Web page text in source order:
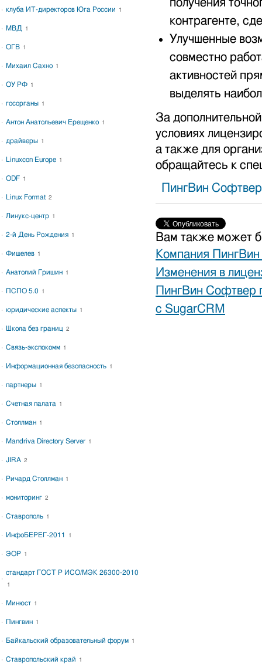
получения
контрагенте,
Улучшенные
совместно
активностей
выделять
За
условиях
а также для
обращайтесь к
ПингВин Софтвер
Вам также может
Компания
Изменения в
ПингВин Софтвер
с SugarCRM
клуба ИТ-директоров Юга России 1
МВД 1
ОГВ 1
Михаил Сахно 1
ОУ РФ 1
госорганы 1
Антон Анатольевич Ерещенко 1
драйверы 1
Linuxcon Europe 1
ODF 1
Linux Format 2
Линукс-центр 1
2-й День Рождения 1
Фишелев 1
Анатолий Гришин 1
ПСПО 5.0 1
юридические аспекты 1
Школа без границ 2
Связь-экспокомм 1
Информационная безопасность 1
партнеры 1
Счетная палата 1
Столлман 1
Mandriva Directory Server 1
JIRA 2
Ричард Столлман 1
мониторинг 2
Ставрополь 1
ИнфоБЕРЕГ-2011 1
ЭОР 1
стандарт ГОСТ Р ИСО/МЭК 26300-2010
1
Минюст 1
Пингвин 1
Байкальский образовательный форум 1
Ставропольский край 1